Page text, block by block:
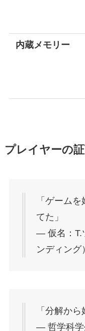
内蔵メモリー
プレイヤーの
「ゲーム
てた」
― 仮名：T.
ンディング）
「分解か
― 哲学科学